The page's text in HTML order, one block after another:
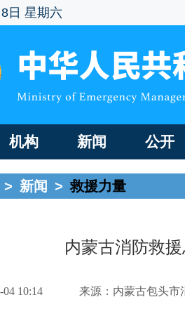
日 星期六
机构 新闻 公开
> 新闻 > 救援力量
内蒙古消防救
04 10:14 来源：内蒙古包头市